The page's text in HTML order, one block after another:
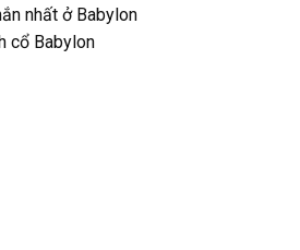
nhất ở Babylon
cổ Babylon